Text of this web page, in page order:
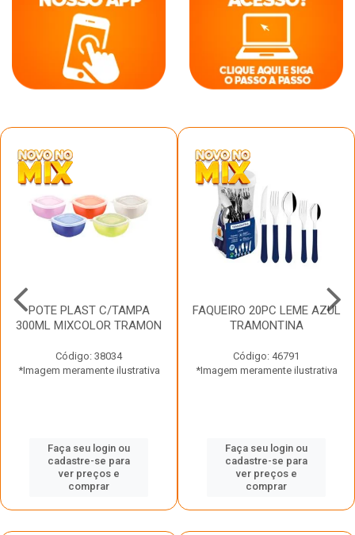
POTE PLAST C/TAMPA
300ML MIXCOLOR TRAMON
Código: 38034
*Imagem meramente ilustrativa
Faça seu login ou
cadastre-se para
ver preços e
comprar
FAQUEIRO 20PC LEME AZUL
TRAMONTINA
Código: 46791
*Imagem meramente ilustrativa
Faça seu login ou
cadastre-se para
ver preços e
comprar